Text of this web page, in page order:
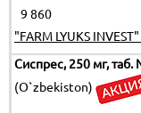
9 860
"FARM LYUKS
Сиспрес, 250 мг,
(O`zbekiston)